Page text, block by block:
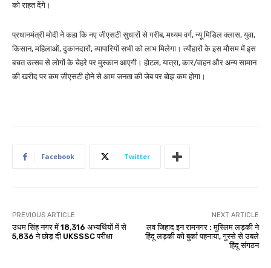
को राहत देंगे।
प्रधानमंत्री मोदी ने कहा कि नए जीएसटी सुधारों से गरीब, मध्यम वर्ग, न्यू मिडिल क्लास, युवा,
किसान, महिलाओं, दुकानदारों, व्यापारियों सभी को लाभ मिलेगा। त्यौहारों के इस मौसम में इस
बचत उत्सव से लोगों के चेहरे पर मुस्कान आएगी। होटल, यात्रा, कार/वाहन और अन्य सामान
की खरीद पर कम जीएसटी होने से आम जनता की जेब पर बोझ कम होगा।
Facebook Twitter
PREVIOUS ARTICLE
उधम सिंह नगर में 18,316 अभ्यर्थियों में से
5,836 ने छोड़ दी UKSSSC परीक्षा
NEXT ARTICLE
लव जिहाद इन रामनगर : मुस्लिम लड़की ने
हिंदू लड़की को बुर्का पहनाया, गुस्से से उबले
हिंदू संगठन